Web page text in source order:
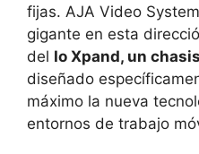
fijas. AJA Video
gigante en esta
del Io Xpand, un
diseñado
máximo la nueva
entornos de trabajo